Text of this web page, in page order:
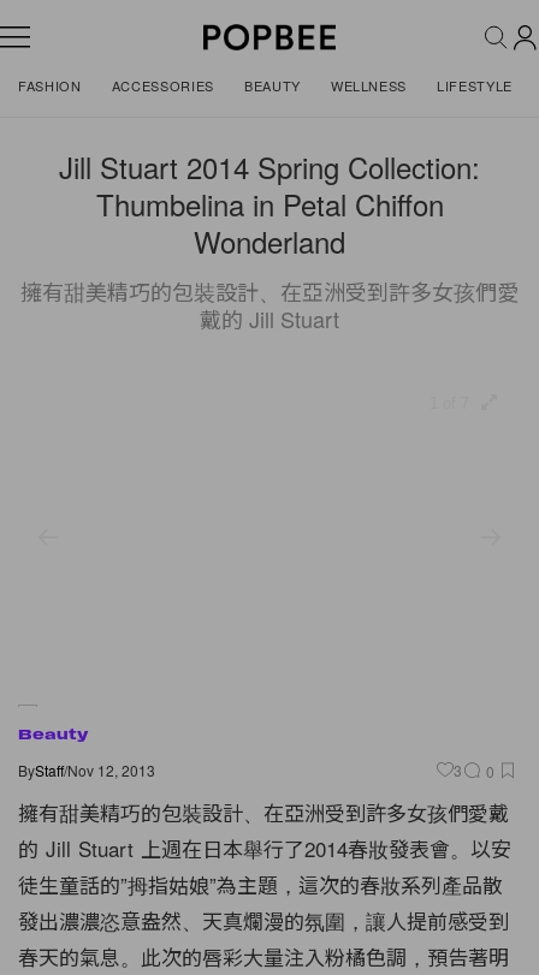
FASHION ACCESSORIES BEAUTY WELLNESS LIFESTYLE
Jill Stuart 2014 Spring Collection:
Thumbelina in Petal Chiffon
Wonderland
擁有甜美精巧的包裝設計、在亞洲受到許多女孩們愛
戴的 Jill Stuart
Beauty
ByStaff/Nov 12, 2013 3 0
擁有甜美精巧的包裝設計、在亞洲受到許多女孩們愛戴
的 Jill Stuart 上週在日本舉行了2014春妝發表會。以安
徒生童話的”拇指姑娘”為主題，這次的春妝系列產品散
發出濃濃恣意盎然、天真爛漫的氛圍，讓人提前感受到
春天的氣息。此次的唇彩大量注入粉橘色調，預告著明